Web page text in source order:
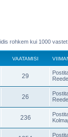
rohkem kui 1000 vastet
VAATAMISI
29
a
t
a
V
m
a
n
e
p
o
s
t
26
a
V
m
a
n
e
p
236V
a
V
m
V